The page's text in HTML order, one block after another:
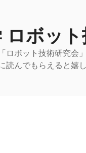
ロボッ
ロボット技術研究会
読んでもらえると嬉し